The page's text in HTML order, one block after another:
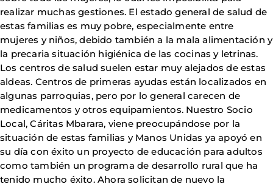
realizar muchas gestiones. El estado general de salud de
estas familias es muy pobre, especialmente entre
mujeres y niños, debido también a la mala alimentación y
la precaria situación higiénica de las cocinas y letrinas.
Los centros de salud suelen estar muy alejados de estas
aldeas. Centros de primeras ayudas están localizados en
algunas parroquias, pero por lo general carecen de
medicamentos y otros equipamientos. Nuestro Socio
Local, Cáritas Mbarara, viene preocupándose por la
situación de estas familias y Manos Unidas ya apoyó en
su día con éxito un proyecto de educación para adultos
como también un programa de desarrollo rural que ha
tenido mucho éxito. Ahora solicitan de nuevo la